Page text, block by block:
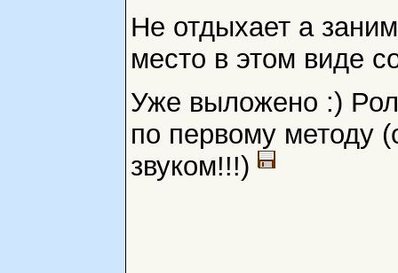
Не отдыхает а
место в этом виде
Уже выложено :)
по первому методу
звуком!!!)